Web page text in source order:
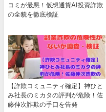
コミが最悪！仮想通貨AI投資詐欺
の全貌を徹底検証
【詐欺コミュニティ確定】神ひと
み社長のミカタの評判が危険！佐
藤伸次詐欺の手口を告発